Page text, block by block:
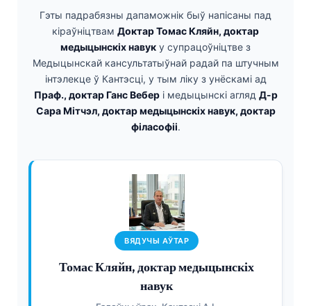
Гэты падрабязны дапаможнік быў напісаны пад
кіраўніцтвам Доктар Томас Кляйн, доктар
медыцынскіх навук у супрацоўніцтве з
Медыцынскай кансультатыўнай радай па штучным
інтэлекце ў Кантэсці, у тым ліку з унёскамі ад
Праф., доктар Ганс Вебері медыцынскі агляд Д-р
Сара Мітчэл, доктар медыцынскіх навук, доктар
філасофіі.
ВЯДУЧЫ АЎТАР
Томас Кляйн, доктар медыцынскіх
навук